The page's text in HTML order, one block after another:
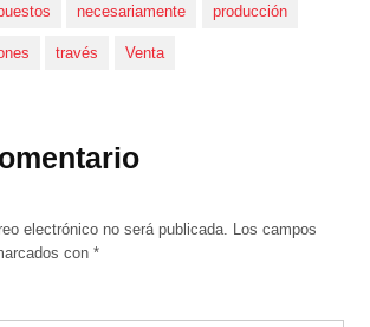
necesariamente producción
través Venta
electrónico no será publicada.
Los campos
con*